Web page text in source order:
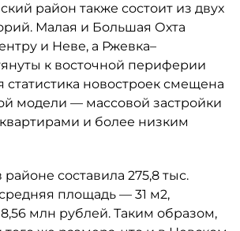
район также состоит из двух
Малая и Большая Охта
и Неве, а Ржевка–
к восточной периферии
статистика новостроек смещена
модели — массовой застройки
и более низким
составила 275,8 тыс.
площадь — 31 м2,
млн рублей. Таким образом,